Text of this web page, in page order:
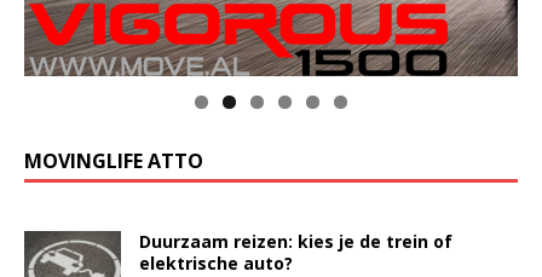
MOVINGLIFE ATTO
Duurzaam reizen: kies je de trein of
elektrische auto?